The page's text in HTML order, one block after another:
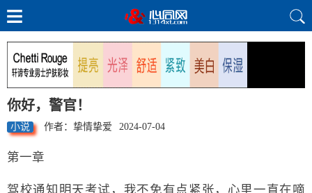
你好，警官！
小说 作者：挚情挚爱 2024-07-04
第一章
驾校通知明天考试，我不免有点紧张，心里一直在嘀